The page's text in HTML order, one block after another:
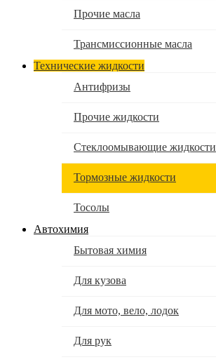
Прочие масла
Трансмиссионные масла
Технические жидкости
Антифризы
Прочие жидкости
Стеклоомывающие жидкости
Тормозные жидкости
Тосолы
Автохимия
Бытовая химия
Для кузова
Для мото, вело, лодок
Для рук